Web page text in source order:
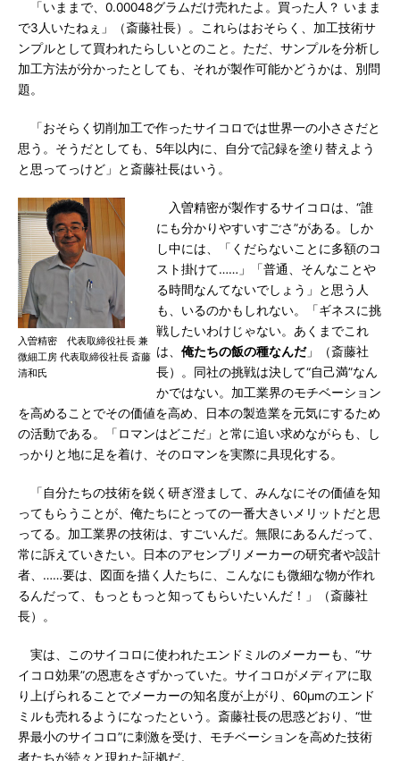
「いままで、0.00048グラムだけ売れたよ。買った人？ いまま
で3人いたねぇ」（斎藤社長）。これらはおそらく、加工技術サ
ンプルとして買われたらしいとのこと。ただ、サンプルを分析し
加工方法が分かったとしても、それが製作可能かどうかは、別問
題。
「おそらく切削加工で作ったサイコロでは世界一の小ささだと
思う。そうだとしても、5年以内に、自分で記録を塗り替えよう
と思ってっけど」と斎藤社長はいう。
入曽精密 代表取締役社長 兼
微細工房 代表取締役社長 斎藤
清和氏
入曽精密が製作するサイコロは、“誰
にも分かりやすいすごさ”がある。しか
し中には、「くだらないことに多額のコ
スト掛けて……」「普通、そんなことや
る時間なんてないでしょう」と思う人
も、いるのかもしれない。「ギネスに挑
戦したいわけじゃない。あくまでこれ
は、 俺たちの飯の種なんだ」（斎藤社
長）。同社の挑戦は決して“自己満”なん
かではない。加工業界のモチベーション
を高めることでその価値を高め、日本の製造業を元気にするため
の活動である。「ロマンはどこだ」と常に追い求めながらも、し
っかりと地に足を着け、そのロマンを実際に具現化する。
「自分たちの技術を鋭く研ぎ澄まして、みんなにその価値を知
ってもらうことが、俺たちにとっての一番大きいメリットだと思
ってる。加工業界の技術は、すごいんだ。無限にあるんだって、
常に訴えていきたい。日本のアセンブリメーカーの研究者や設計
者、……要は、図面を描く人たちに、こんなにも微細な物が作れ
るんだって、もっともっと知ってもらいたいんだ！」（斎藤社
長）。
実は、このサイコロに使われたエンドミルのメーカーも、“サ
イコロ効果”の恩恵をさずかっていた。サイコロがメディアに取
り上げられることでメーカーの知名度が上がり、60μmのエンド
ミルも売れるようになったという。斎藤社長の思惑どおり、“世
界最小のサイコロ”に刺激を受け、モチベーションを高めた技術
者たちが続々と現れた証拠だ。